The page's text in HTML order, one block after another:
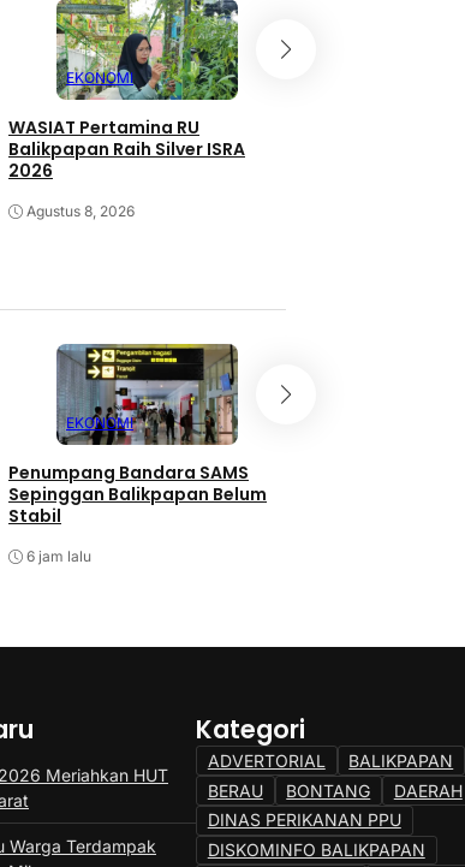
EKONOMI
WASIAT Pertamina RU
Balikpapan Raih Silver ISRA
2026
Agustus 8, 2026
EKONOMI
Penumpang Bandara SAMS
Sepinggan Balikpapan Belum
Stabil
6 jam lalu
Meriahkan HUT
Warga Terdampak
Kategori
ADVERTORIAL
BALIKPAPAN
BERAU
BONTANG
DAERAH
DINAS PERIKANAN PPU
DISKOMINFO BALIKPAPAN